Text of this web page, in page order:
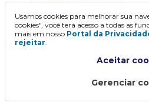
Usamos cookies para melhorar sua
cookies", você terá acesso a todas as
mais em nosso Portal da
rejeitar.
Aceitar
Gerenciar